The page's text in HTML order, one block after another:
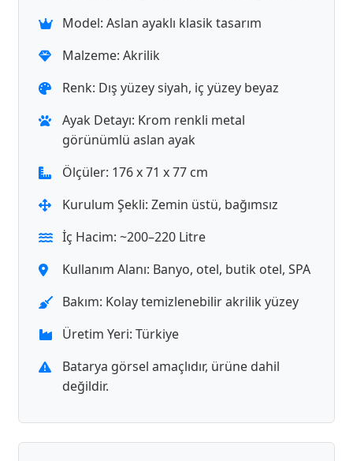
Model: Aslan ayaklı klasik tasarım
Malzeme: Akrilik
Renk: Dış yüzey siyah, iç yüzey beyaz
Ayak Detayı: Krom renkli metal
görünümlü aslan ayak
Ölçüler: 176 x 71 x 77 cm
Kurulum Şekli: Zemin üstü, bağımsız
İç Hacim: ~200–220 Litre
Kullanım Alanı: Banyo, otel, butik otel, SPA
Bakım: Kolay temizlenebilir akrilik yüzey
Üretim Yeri: Türkiye
Batarya görsel amaçlıdır, ürüne dahil
değildir.